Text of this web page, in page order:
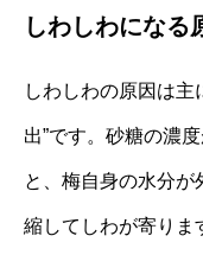
しわしわになる
しわしわの原因は主
出”です。砂糖の濃
と、梅自身の水分が
縮してしわが寄りま